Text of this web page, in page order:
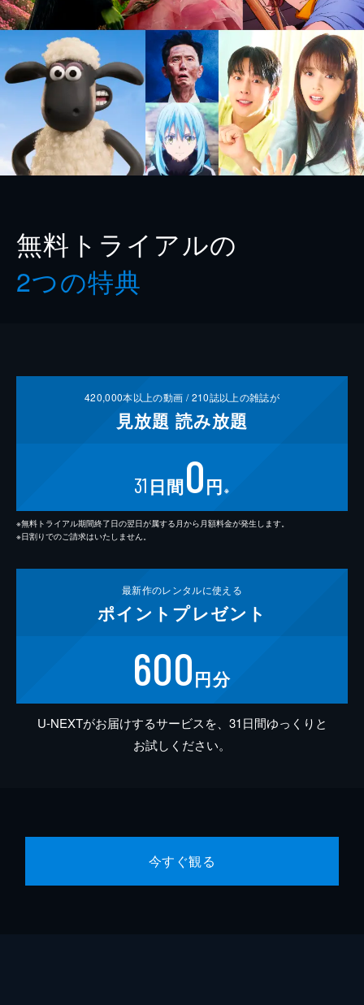
無料トライアルの
2つの特典
420,000本以上の動画 /210誌以上の雑誌が
見放題 読み放題
31 日間0円 ※
※無料トライアル期間終了日の翌日が属する月から月額料金が発生します。
※日割りでのご請求はいたしません。
最新作のレンタルに使える
ポイント プレゼント
600円分
U-NEXTがお届けするサービスを、31日間ゆっくりと
お試しください。
今すぐ観る